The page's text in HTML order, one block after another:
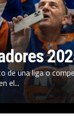
de una liga o
el...